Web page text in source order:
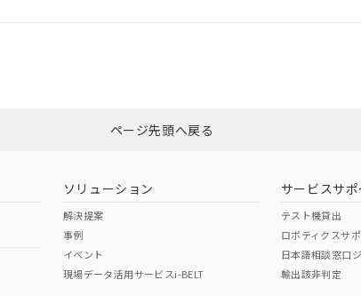
ウンロードはこちらページ先頭へ戻る
ソリューション
解決提案
事例
イベント
現場データ活用サービスi-BELT
サービスサポ
テスト機貸出
ロボティクスサ
日本語相談窓口
輸出該非判定